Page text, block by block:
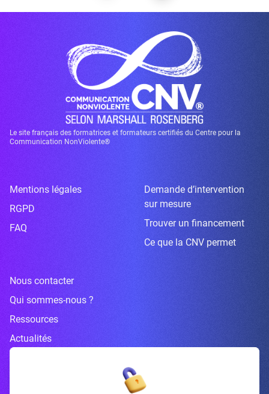
Le site français des formatrices et formateurs certifiés du Centre pour la
Communication NonViolente®
Mentions légales
RGPD
FAQ
Demande d’intervention
sur mesure
Trouver un financement
Ce que la CNV permet
Nous contacter
Qui sommes-nous ?
Ressources
Actualités
Inscrivez-vous à la newsletter